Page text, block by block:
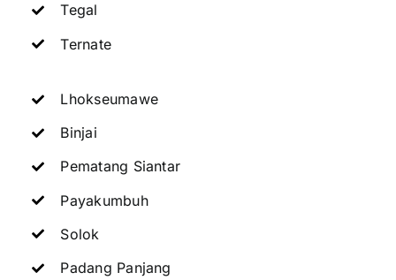
Tegal
Ternate
Lhokseumawe
Binjai
Pematang Siantar
Payakumbuh
Solok
Padang Panjang